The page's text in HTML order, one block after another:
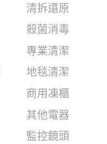
清拆還原
殺菌消毒
專業清潔
地毯清潔
商用凍櫃
其他電器
監控鏡頭